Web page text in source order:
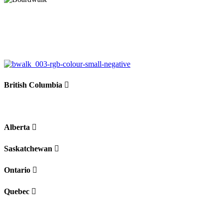
British Columbia
Alberta
Saskatchewan
Ontario
Quebec